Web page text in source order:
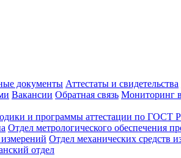
документы Аттестаты и свидетельства
Вакансии Обратная связь Мониторинг
и программы аттестации по ГОСТ
Отдел метрологического обеспечения
Отдел механических средств
отдел